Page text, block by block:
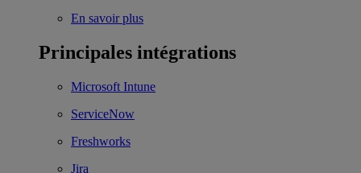
En savoir plus
Principales intégrations
Microsoft Intune
ServiceNow
Freshworks
Jira